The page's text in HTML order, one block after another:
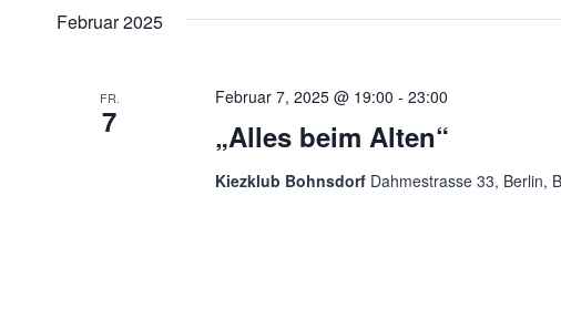
Februar 2025
FR.
7 „Alles beim Alten“
Februar 7, 2025 @ 19:00 -23:00
Kiezklub Bohnsdorf Dahmestrasse 33, Berlin,